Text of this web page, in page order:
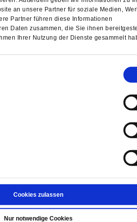
an unsere Partner für soziale Medien,
Partner führen diese Informationen
Daten zusammen, die Sie ihnen
Ihrer Nutzung der Dienste gesammelt
Cookies zulassen
Nur notwendige Cookies
neuen
Tab)
System begrenzt und Sie
nicht am PC/Mac nutzen.
(Öffnet
in
zu den digitalen
9:00 bis 17:00 Uhr: +49 (0)6171-
und Antworten finden Sie auf